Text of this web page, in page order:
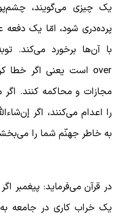
چیزی می‌گویند،
شود، امّا یک دفعه
آن‌ها برخورد می‌کند.
است یعنی اگر خطا
و محاکمه کنند. اگر
اعدام می‌کنند، اگر
خاطر جهنّم شما را
قرآن می‌فرماید: پیغمبر
خراب کاری در جامعه به